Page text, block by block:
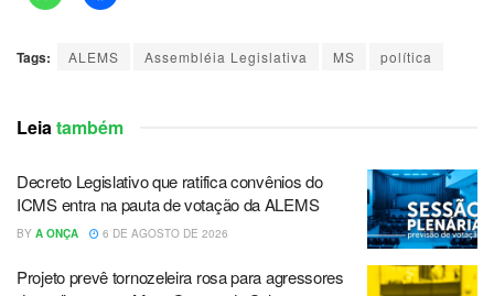
Tags: ALEMS Assembléia Legislativa MS política
Leiatambém
Decreto Legislativo que ratifica convênios do
ICMS entra na pauta de votação da ALEMS
BY A ONÇA 6 DE AGOSTO DE 2026
Projeto prevê tornozeleira rosa para agressores